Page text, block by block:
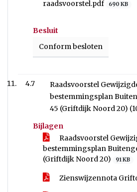
raadsvoorstel.pdf
690 KB
Besluit
Conform besloten
4.7
Raadsvoorstel
bestemmingsplan
45 (Griftdijk Noord 20)
Bijlagen
Raadsvoorstel
bestemmingsplan
(Griftdijk Noord 20)
91 KB
Zienswijzennota